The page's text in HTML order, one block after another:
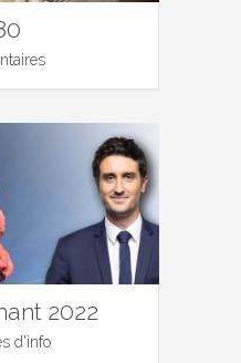
2022
d'info